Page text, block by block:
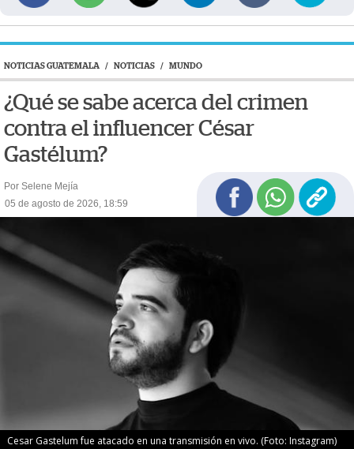
NOTICIAS GUATEMALA / NOTICIAS / MUNDO
¿Qué se sabe acerca del crimen
contra el influencer César
Gastélum?
Por Selene Mejía
05 de agosto de 2026, 18:59
Cesar Gastelum fue atacado en una transmisión en vivo. (Foto: Instagram)